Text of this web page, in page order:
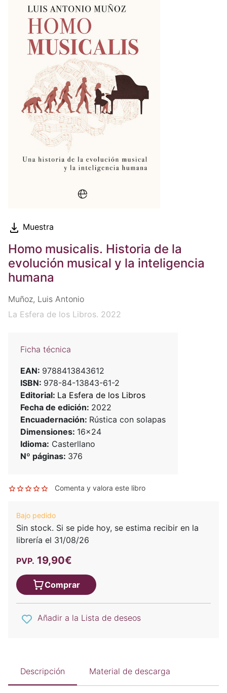
Muestra
Homo musicalis. Historia de la
evolución musical y la inteligencia
humana
Muñoz, Luis Antonio
La Esfera de los Libros. 2022
Ficha técnica
EAN: 9788413843612
ISBN: 978-84-13843-61-2
Editorial: La Esfera de los Libros
Fecha de edición: 2022
Encuadernación: Rústica con solapas
Dimensiones: 16x24
Idioma: Casterllano
Nº páginas: 376
Comenta y valora este libro
Bajo pedido
Sin stock. Si se pide hoy, se estima recibir en la
librería el 31/08/26
PVP. 19,90€
Comprar
Añadir a la Lista de deseos
Descripción Material de descarga